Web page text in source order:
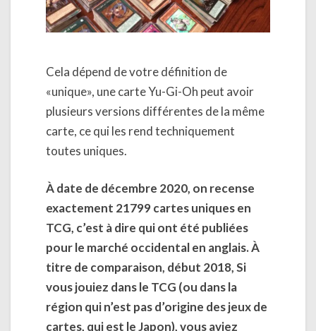
Cela dépend de votre définition de
«unique», une carte Yu-Gi-Oh peut avoir
plusieurs versions différentes de la même
carte, ce qui les rend techniquement
toutes uniques.
À date de décembre 2020, on recense
exactement 21799 cartes uniques en
TCG, c’est à dire qui ont été publiées
pour le marché occidental en anglais. À
titre de comparaison, début 2018, Si
vous jouiez dans le TCG (ou dans la
région qui n’est pas d’origine des jeux de
cartes, qui est le Japon), vous aviez